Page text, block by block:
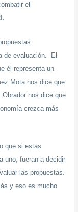
el
de evaluación. El
él representa un
Mota nos dice que
nos dice que
crezca más
que si estas
uno, fueran a decidir
las propuestas.
y eso es mucho